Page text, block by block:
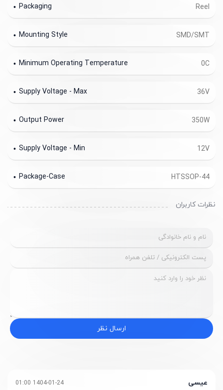
Reel
Packaging
SMD/SMT
Mounting Style
0C
Minimum Operating Temperature
36V
Supply Voltage - Max
350W
Output Power
12V
Supply Voltage - Min
HTSSOP-44
Package-Case
نظرات کاربران
ارسال نظر
عیسی 1404-01-24 01:00